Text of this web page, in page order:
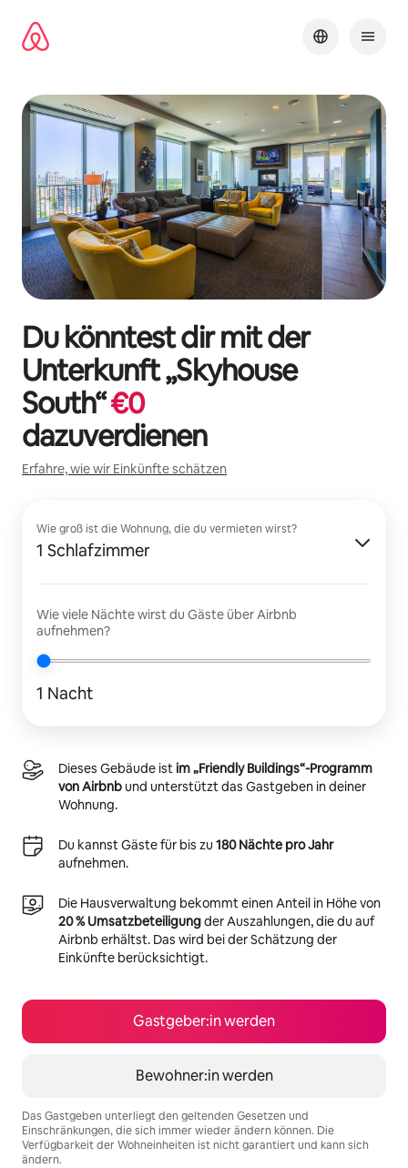
Inhalten
springen
Du könntest dir mit der
Unterkunft „Skyhouse
South“€0
dazuverdienen
Erfahre, wie wir Einkünfte schätzen
Wie groß ist die Wohnung, die du vermieten wirst?
1 Schlafzimmer
Wie viele Nächte wirst du Gäste über Airbnb
aufnehmen?
1 Nacht
Dieses Gebäude istim „Friendly Buildings“-Programm
von Airbnbund unterstützt das Gastgeben in deiner
Wohnung.
Du kannst Gäste für bis zu 180 Nächte pro Jahr
aufnehmen.
Die Hausverwaltung bekommt einen Anteil in Höhe von
20 % Umsatzbeteiligungder Auszahlungen, die du auf
Airbnb erhältst. Das wird bei der Schätzung der
Einkünfte berücksichtigt.
Gastgeber:in werden
Bewohner:in werden
Das Gastgeben unterliegt den geltenden Gesetzen und
Einschränkungen, die sich immer wieder ändern können. Die
Verfügbarkeit der Wohneinheiten ist nicht garantiert und kann sich
ändern.